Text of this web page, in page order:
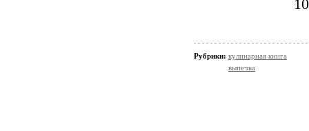
Рубрики: кулинарная книга
выпечка